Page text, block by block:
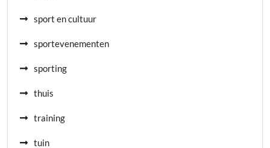
sport en cultuur
sportevenementen
sporting
thuis
training
tuin